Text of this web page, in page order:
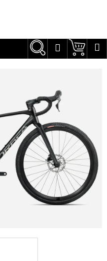
HledatPřihlášení